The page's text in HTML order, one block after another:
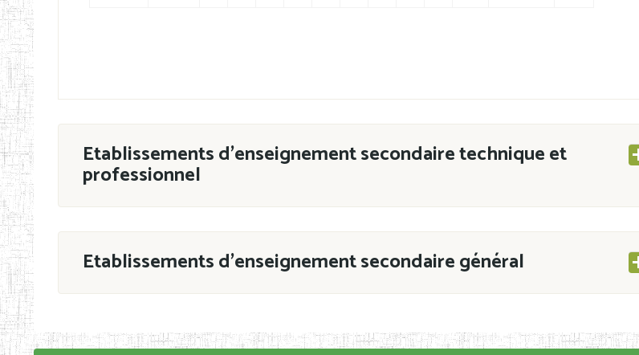
Etablissements d'enseignement secondaire technique et
professionnel
ESTP
Etablissements d'enseignement secondaire général
En application de la Décision N°90/11/MINESEC/CAB du 21 mars 2011 portant ouverture